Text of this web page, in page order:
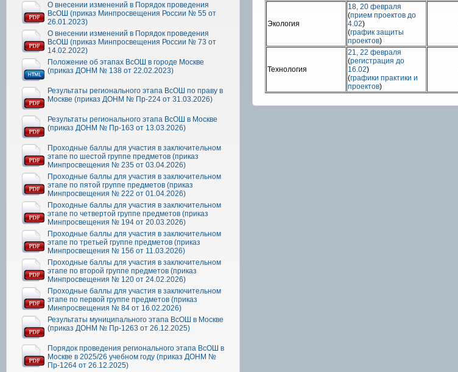
О внесении изменений в Порядок проведения
ВсОШ (приказ Минпросвещения России № 55 от
26.01.2023)
О внесении изменений в Порядок проведения
ВсОШ (приказ Минпросвещения России № 73 от
14.02.2022)
Положение об этапах ВсОШ в городе Москве
(приказ ДОНМ № 138 от 22.02.2023)
Результаты регионального этапа ВсОШ по праву в
Москве (приказ ДОНМ № Пр-224 от 31.03.2026)
Результаты регионального этапа ВсОШ в Москве
(приказ ДОНМ № Пр-163 от 13.03.2026)
Проходные баллы для участия в заключительном
этапе по шестой группе предметов (приказ
Минпросвещения № 235 от 03.04.2026)
Проходные баллы для участия в заключительном
этапе по пятой группе предметов (приказ
Минпросвещения № 222 от 01.04.2026)
Проходные баллы для участия в заключительном
этапе по четвертой группе предметов (приказ
Минпросвещения № 194 от 20.03.2026)
Проходные баллы для участия в заключительном
этапе по третьей группе предметов (приказ
Минпросвещения № 156 от 11.03.2026)
Проходные баллы для участия в заключительном
этапе по второй группе предметов (приказ
Минпросвещения № 120 от 24.02.2026)
Проходные баллы для участия в заключительном
этапе по первой группе предметов (приказ
Минпросвещения № 84 от 16.02.2026)
Результаты муниципального этапа ВсОШ в Москве
(приказ ДОНМ № Пр-1263 от 26.12.2025)
Порядок проведения регионального этапа ВсОШ в
Москве в 2025/26 учебном году (приказ ДОНМ №
Пр-1264 от 26.12.2025)
Экология
18, 20 февраля
(прием проектов до
4.02)
(график защиты
проектов)
Технология
21, 22 февраля
(регистрация до
16.02)
(графики практики и
проектов)